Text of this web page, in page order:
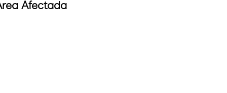
Afectada